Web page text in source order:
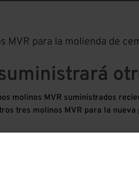
MVR para la molienda de
molinos MVR suministrados
tres molinos MVR para la
y la incorporación de las nuevas
en el tercer fabricante de cemento
de 10,3 millones de toneladas